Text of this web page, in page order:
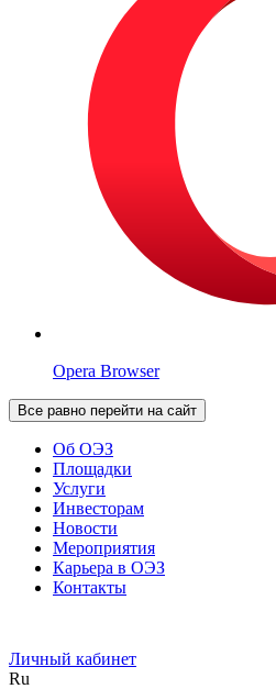
Opera Browser
Все равно перейти на сайт
Об ОЭЗ
Площадки
Услуги
Инвесторам
Новости
Мероприятия
Карьера в ОЭЗ
Контакты
Личный кабинет
Ru